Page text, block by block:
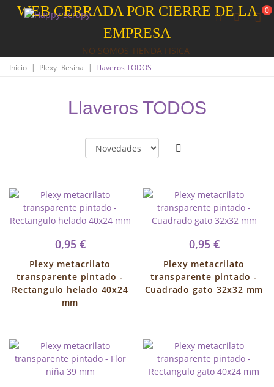
WEB CERRADA POR CIERRE DE LA
EMPRESA
NO SOMOS TIENDA FISICA
0
Inicio | Plexy- Resina | Llaveros TODOS
Llaveros TODOS
0,95 €
Plexy metacrilato
transparente pintado -
Rectangulo helado 40x24
mm
0,95 €
Plexy metacrilato
transparente pintado -
Cuadrado gato 32x32 mm